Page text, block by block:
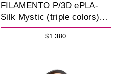
FILAMENTO P/3D ePLA-
Silk Mystic (triple colors)
Copper Purple
Green1.75MM 1K
$1.390